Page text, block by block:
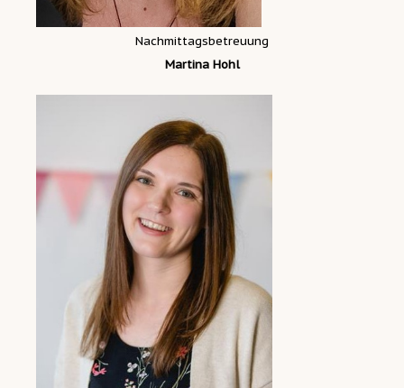
Nachmittagsbetreuung
Martina Hohl